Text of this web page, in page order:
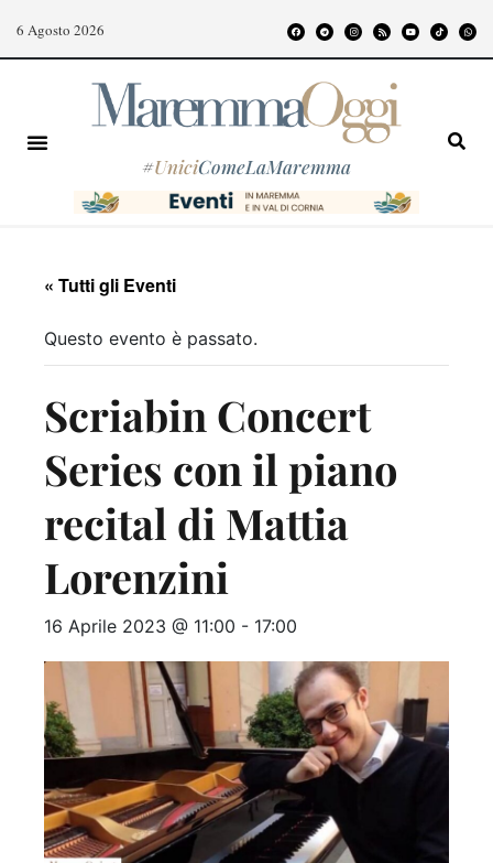
6 Agosto 2026
#UniciComeLaMaremma
« Tutti gli Eventi
Questo evento è passato.
Scriabin Concert
Series con il piano
recital di Mattia
Lorenzini
16 Aprile 2023 @ 11:00 - 17:00